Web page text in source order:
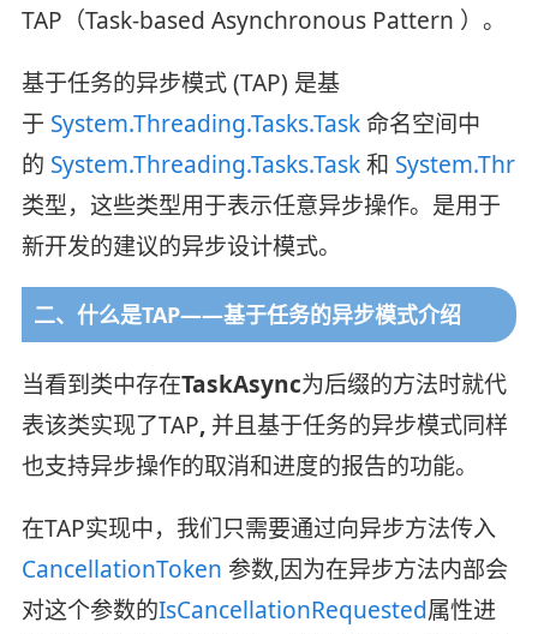
TAP（Task-based Asynchronous Pattern ）。
基于任务的异步模式 (TAP) 是基
于 System.Threading.Tasks.Task命名空间中
的 System.Threading.Tasks.Task和
类型，这些类型用于表示任意异步操作。是用于
新开发的建议的异步设计模式。
二、什么是TAP——基于任务的异步模式介绍
当看到类中存在TaskAsync为后缀的方法时就代
表该类实现了TAP, 并且基于任务的异步模式同样
也支持异步操作的取消和进度的报告的功能。
在TAP实现中，我们只需要通过向异步方法传入
CancellationToken 参数,因为在异步方法内部会
对这个参数的IsCancellationRequested属性进